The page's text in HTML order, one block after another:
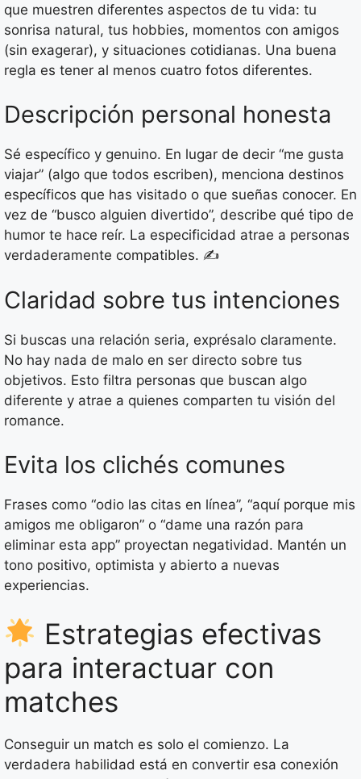
que muestren diferentes aspectos de tu vida: tu
sonrisa natural, tus hobbies, momentos con amigos
(sin exagerar), y situaciones cotidianas. Una buena
regla es tener al menos cuatro fotos diferentes.
Descripción personal honesta
Sé específico y genuino. En lugar de decir “me gusta
viajar” (algo que todos escriben), menciona destinos
específicos que has visitado o que sueñas conocer. En
vez de “busco alguien divertido”, describe qué tipo de
humor te hace reír. La especificidad atrae a personas
verdaderamente compatibles. ✍️
Claridad sobre tus intenciones
Si buscas una relación seria, exprésalo claramente.
No hay nada de malo en ser directo sobre tus
objetivos. Esto filtra personas que buscan algo
diferente y atrae a quienes comparten tu visión del
romance.
Evita los clichés comunes
Frases como “odio las citas en línea”, “aquí porque mis
amigos me obligaron” o “dame una razón para
eliminar esta app” proyectan negatividad. Mantén un
tono positivo, optimista y abierto a nuevas
experiencias.
Estrategias efectivas
para interactuar con
matches
Conseguir un match es solo el comienzo. La
verdadera habilidad está en convertir esa conexión